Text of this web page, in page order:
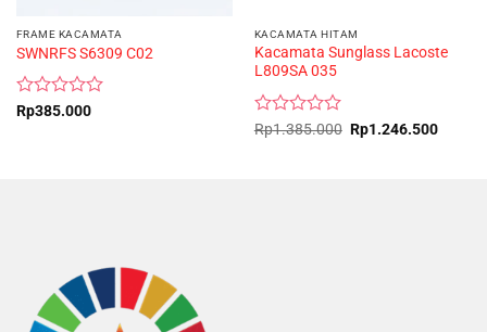
FRAME KACAMATA
SWNRFS S6309 C02
Rated
Rp385.000
KACAMATA HITAM
Kacamata Sunglass Lacoste
L809SA 035
Rated
Rp1.385.000 Original
price
Rp1.246.500Current